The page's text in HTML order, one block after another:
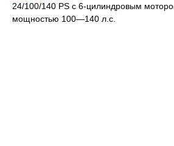
24/100/140 PS с 6-цилиндровым
мощностью 100—140 л.с.